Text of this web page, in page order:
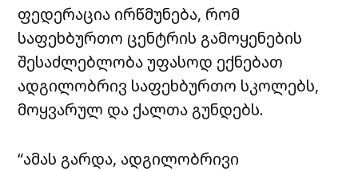
ფედერაცია ირწმუნება, რომ
საფეხბურთო ცენტრის გამოყენების
შესაძლებლობა უფასოდ ექნებათ
ადგილობრივ საფეხბურთო სკოლებს,
მოყვარულ და ქალთა გუნდებს.
“ამას გარდა, ადგილობრივი